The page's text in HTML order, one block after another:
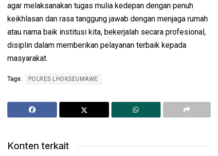
agar melaksanakan tugas mulia kedepan dengan penuh
keikhlasan dan rasa tanggung jawab dengan menjaga rumah
atau nama baik institusi kita, bekerjalah secara profesional,
disiplin dalam memberikan pelayanan terbaik kepada
masyarakat.
Tags: POLRES LHOKSEUMAWE
Konten terkait